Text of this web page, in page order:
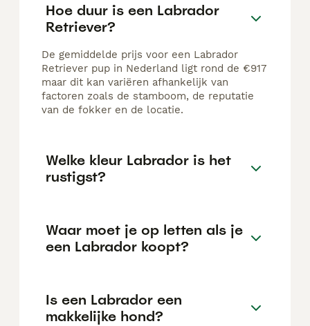
Hoe duur is een Labrador
Retriever?
De gemiddelde prijs voor een Labrador
Retriever pup in Nederland ligt rond de €917
maar dit kan variëren afhankelijk van
factoren zoals de stamboom, de reputatie
van de fokker en de locatie.
Welke kleur Labrador is het
rustigst?
Waar moet je op letten als je
een Labrador koopt?
Is een Labrador een
makkelijke hond?